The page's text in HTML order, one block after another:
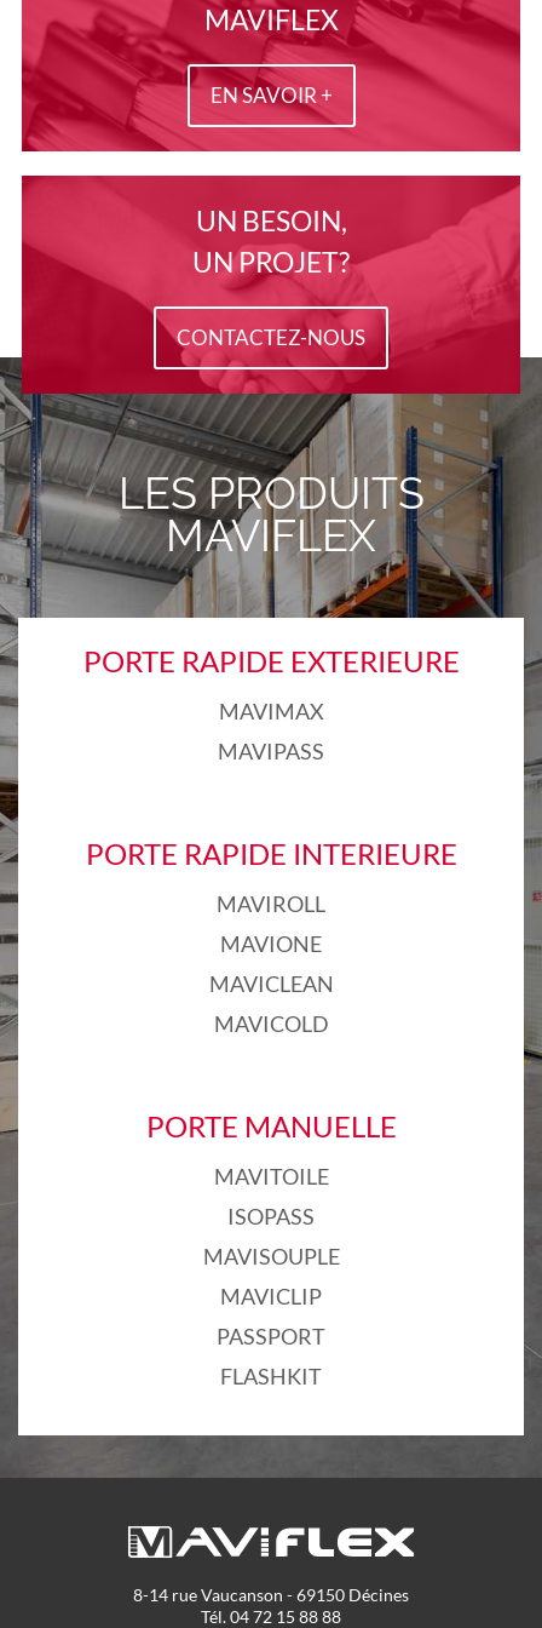
MAVIFLEX
EN SAVOIR +
UN BESOIN,
UN PROJET?
CONTACTEZ-NOUS
LES PRODUITS
MAVIFLEX
PORTE RAPIDE EXTERIEURE
MAVIMAX
MAVIPASS
PORTE RAPIDE INTERIEURE
MAVIROLL
MAVIONE
MAVICLEAN
MAVICOLD
PORTE MANUELLE
MAVITOILE
ISOPASS
MAVISOUPLE
MAVICLIP
PASSPORT
FLASHKIT
8-14 rue Vaucanson - 69150 Décines
Tél. 04 72 15 88 88